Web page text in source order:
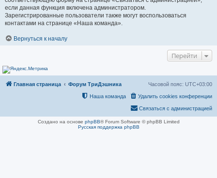
если данная функция включена администратором.
Зарегистрированные пользователи также могут воспользоваться
контактами на странице «Наша команда».
Вернуться к началу
Перейти
Главная страница Форум ТриДэшника Часовой пояс: UTC+03:00
Удалить cookies конференции
Наша команда
Связаться с администрацией
Создано на основе phpBB® Forum Software © phpBB Limited
Русская поддержка phpBB